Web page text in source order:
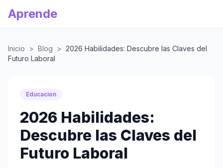
Aprende
Inicio > Blog > 2026 Habilidades: Descubre las Claves del
Futuro Laboral
Educacion
2026 Habilidades:
Descubre las Claves del
Futuro Laboral